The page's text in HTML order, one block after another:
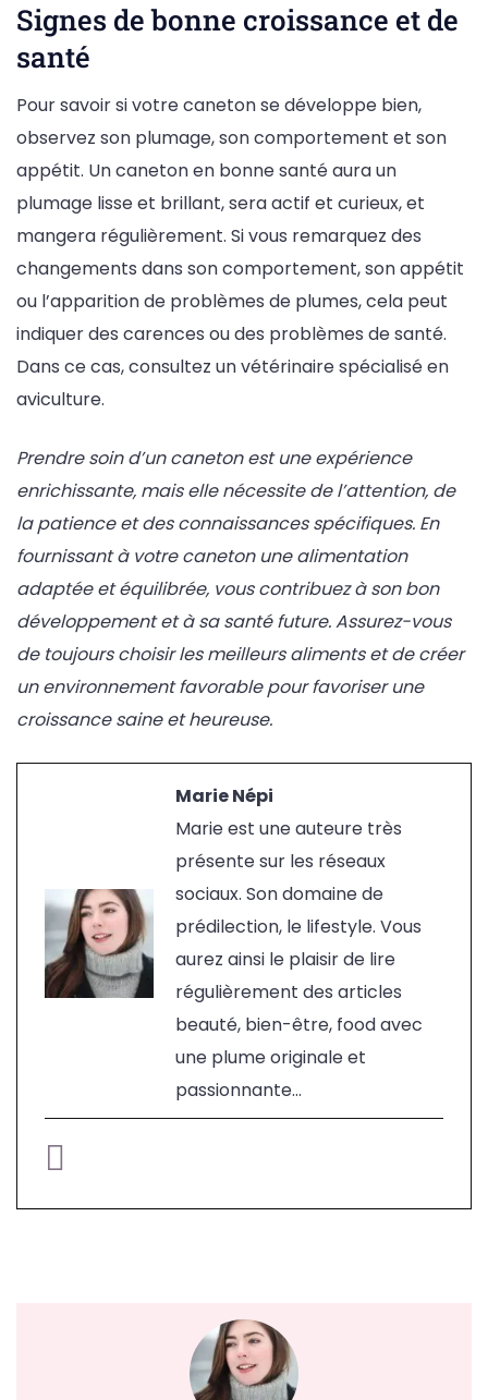
Signes de bonne croissance et de
santé
Pour savoir si votre caneton se développe bien,
observez son plumage, son comportement et son
appétit. Un caneton en bonne santé aura un
plumage lisse et brillant, sera actif et curieux, et
mangera régulièrement. Si vous remarquez des
changements dans son comportement, son appétit
ou l’apparition de problèmes de plumes, cela peut
indiquer des carences ou des problèmes de santé.
Dans ce cas, consultez un vétérinaire spécialisé en
aviculture.
Prendre soin d’un caneton est une expérience
enrichissante, mais elle nécessite de l’attention, de
la patience et des connaissances spécifiques. En
fournissant à votre caneton une alimentation
adaptée et équilibrée, vous contribuez à son bon
développement et à sa santé future. Assurez-vous
de toujours choisir les meilleurs aliments et de créer
un environnement favorable pour favoriser une
croissance saine et heureuse.
Marie Népi
Marie est une auteure très
présente sur les réseaux
sociaux. Son domaine de
prédilection, le lifestyle. Vous
aurez ainsi le plaisir de lire
régulièrement des articles
beauté, bien-être, food avec
une plume originale et
passionnante...